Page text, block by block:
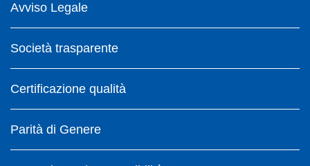
Avviso Legale
Società trasparente
Certificazione qualità
Parità di Genere